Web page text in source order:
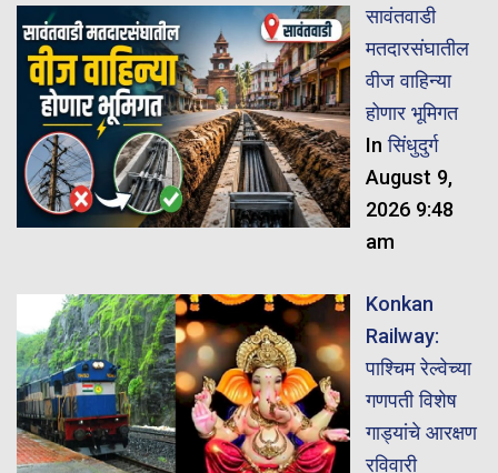
सावंतवाडी
मतदारसंघातील
वीज वाहिन्या
होणार भूमिगत
Inसिंधुदुर्ग
August 9,
2026 9:48
am
Konkan
Railway:
पाश्चिम रेल्वेच्या
गणपती विशेष
गाड्यांचे आरक्षण
रविवारी